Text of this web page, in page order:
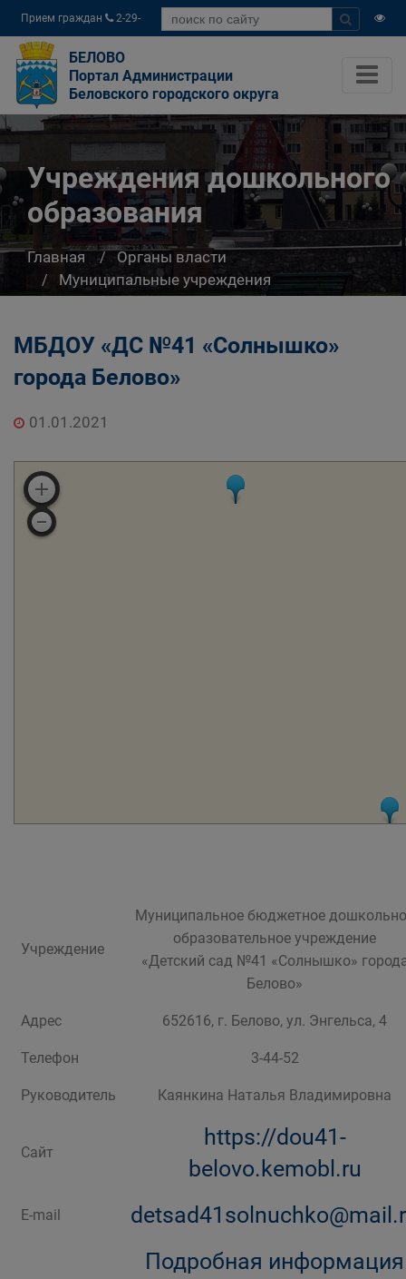
Прием граждан
2-29-
04
БЕЛОВО
Портал Администрации
Беловского городского округа
Учреждения дошкольного
образования
Главная
Органы власти
Муниципальные учреждения
Управление образования Администрации
Система образования города Белово
Учреждения дошкольного образования
МБДОУ «ДС №41 «Солнышко»
города Белово»
01.01.2021
Учреждение
Муниципальное бюджетное
образовательное учреждение
«Детский сад №41 «Солнышко»
Белово»
Адрес 652616, г. Белово, ул. Энгельса, 4
Телефон 3-44-52
Руководитель Каянкина Наталья Владимировна
Сайт
https://dou41-
belovo.kemobl.ru
E-mail
Подробная информация